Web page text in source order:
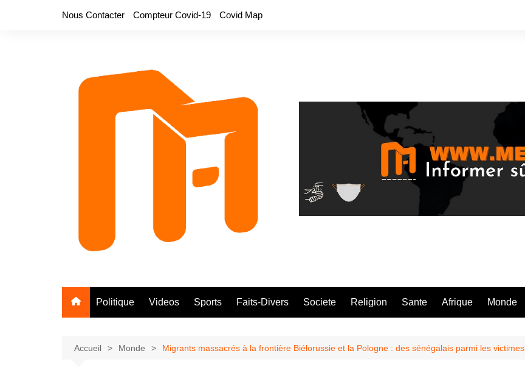
Nous Contacter Compteur Covid-19 Covid Map
Politique Videos Sports Faits-Divers Societe Religion Sante Afrique Monde
Accueil Monde Migrants massacrés à la frontière Biélorussie et la Pologne : des sénégalais parmi les victimes